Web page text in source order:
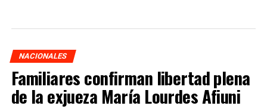
NACIONALES
Familiares confirman libertad plena
de la exjueza María Lourdes Afiuni